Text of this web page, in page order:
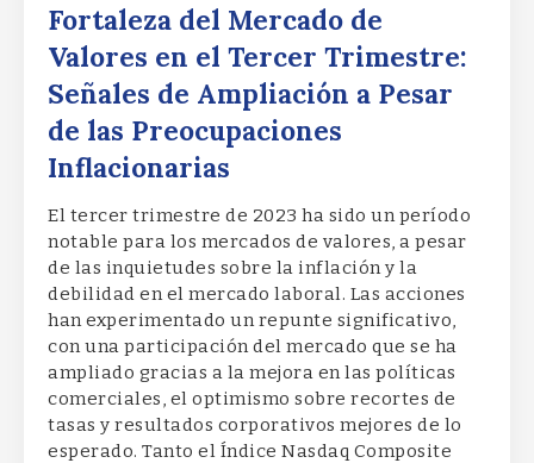
Fortaleza del Mercado de
Valores en el Tercer Trimestre:
Señales de Ampliación a Pesar
de las Preocupaciones
Inflacionarias
El tercer trimestre de 2023 ha sido un período
notable para los mercados de valores, a pesar
de las inquietudes sobre la inflación y la
debilidad en el mercado laboral. Las acciones
han experimentado un repunte significativo,
con una participación del mercado que se ha
ampliado gracias a la mejora en las políticas
comerciales, el optimismo sobre recortes de
tasas y resultados corporativos mejores de lo
esperado. Tanto el Índice Nasdaq Composite